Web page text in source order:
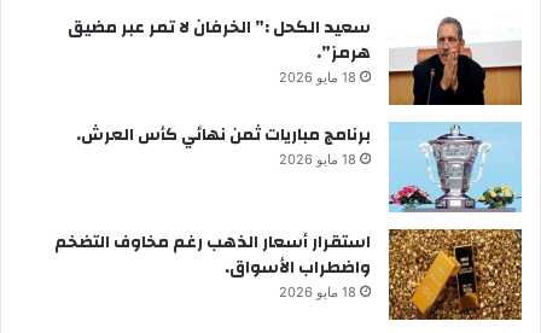
سعيد الكحل :” الخرفان لا تمر عبر مضيق
هرمز”.
18 مايو 2026
برنامج مباريات ثمن نهائي كأس العرش.
18 مايو 2026
استقرار أسعار الذهب رغم مخاوف التضخم
واضطراب الأسواق.
18 مايو 2026